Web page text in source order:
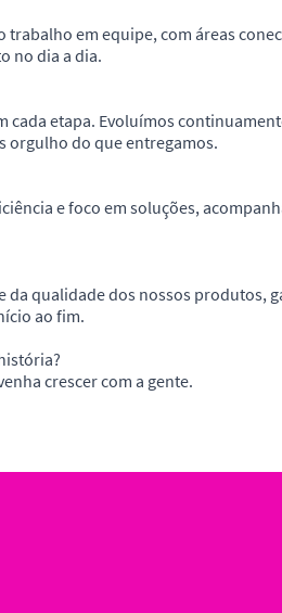
trabalho em equipe, com áreas
no dia a dia.
cada etapa. Evoluímos
orgulho do que entregamos.
e foco em soluções,
da qualidade dos nossos produtos,
ao fim.
crescer com a gente.